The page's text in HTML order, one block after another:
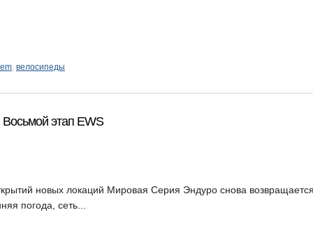
, велосипеды
этап EWS
новых локаций Мировая Серия Эндуро снова
погода, сеть...